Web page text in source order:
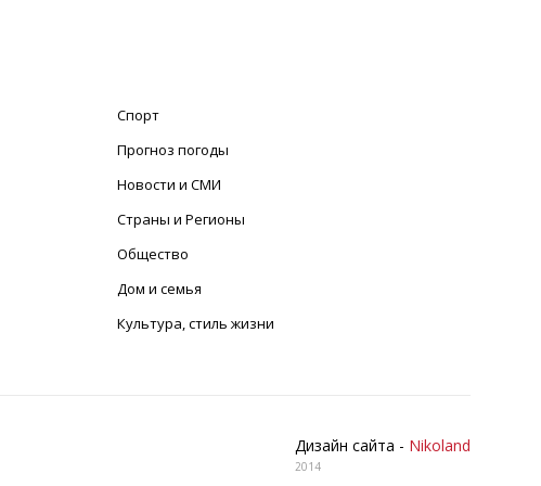
Спорт
Прогноз погоды
Новости и СМИ
Страны и Регионы
Общество
Дом и семья
Культура, стиль жизни
Дизайн сайта - Nikoland
2014